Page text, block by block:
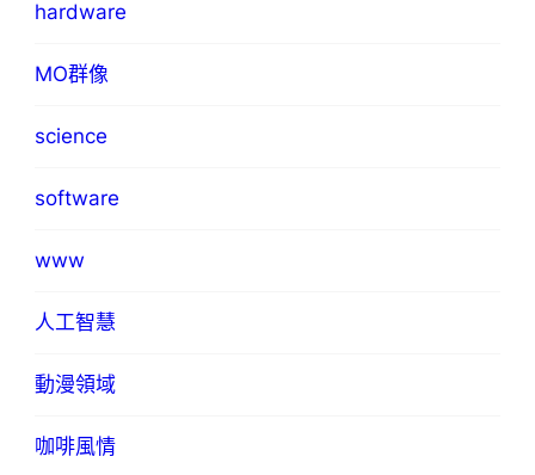
hardware
MO群像
science
software
www
人工智慧
動漫領域
咖啡風情